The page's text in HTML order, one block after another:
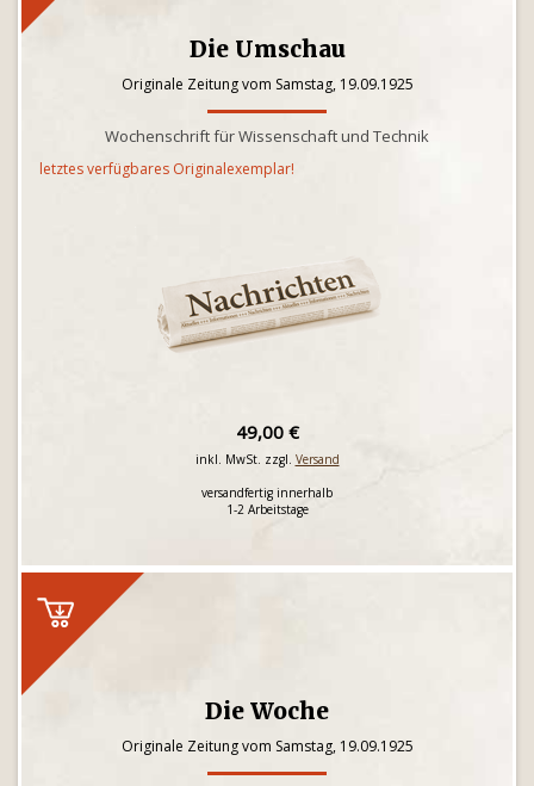
Die Umschau
Originale Zeitung vom Samstag, 19.09.1925
Wochenschrift für Wissenschaft und Technik
letztes verfügbares Originalexemplar!
49,00 €
inkl. MwSt. zzgl. Versand
versandfertig innerhalb
1-2 Arbeitstage
Die Woche
Originale Zeitung vom Samstag, 19.09.1925